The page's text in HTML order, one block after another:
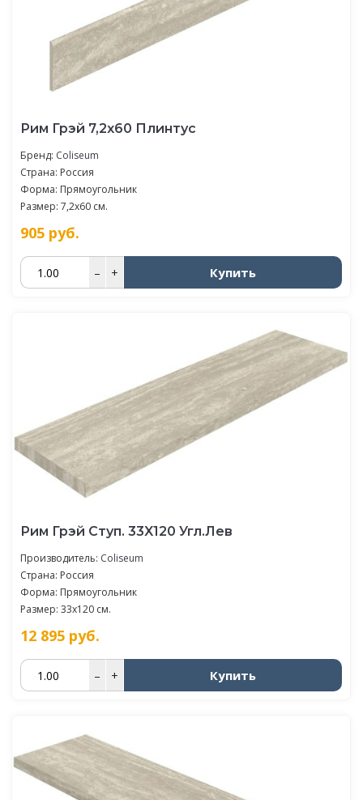
Рим Грэй 7,2x60 Плинтус
Бренд: Coliseum
Страна: Россия
Форма: Прямоугольник
Размер: 7,2x60 см.
905 руб.
– + Купить
Рим Грэй Ступ. 33X120 Угл.Лев
Производитель: Coliseum
Страна: Россия
Форма: Прямоугольник
Размер: 33x120 см.
12 895 руб.
– + Купить